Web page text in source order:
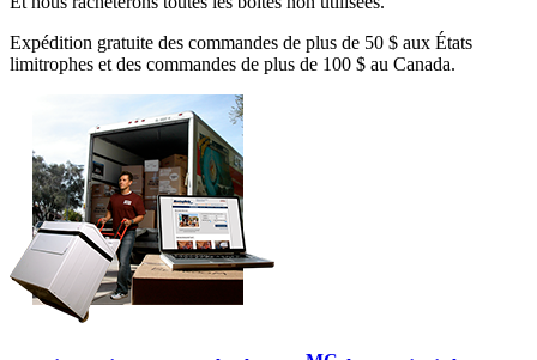
Expédition gratuite des commandes de plus de 50 $ aux États
limitrophes et des commandes de plus de 100 $ au Canada.